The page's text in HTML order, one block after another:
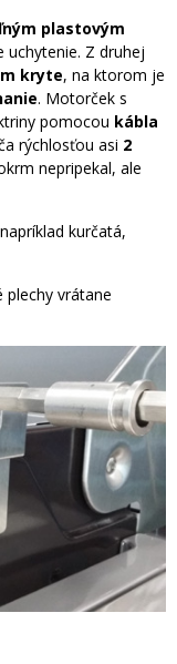
plastovým
Z druhej
kryte, na ktorom je
. Motorček s
pomocou kábla
rýchlosťou asi 2
nepripekal, ale
kurčatá,
plechy vrátane